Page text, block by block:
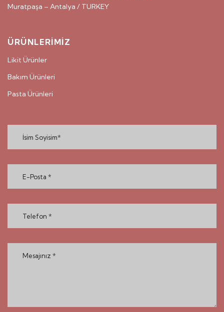
Muratpaşa – Antalya / TURKEY
ÜRÜNLERİMİZ
Likit Ürünler
Bakım Ürünleri
Pasta Ürünleri